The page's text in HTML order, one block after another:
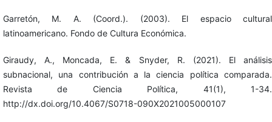
Garretón, M. A. (Coord.). (2003). El espacio cultural
latinoamericano. Fondo de Cultura Económica.
Giraudy, A., Moncada, E. & Snyder, R. (2021). El análisis
subnacional, una contribución a la ciencia política comparada.
Revista de Ciencia Política, 41(1), 1-34.
http://dx.doi.org/10.4067/S0718-090X2021005000107